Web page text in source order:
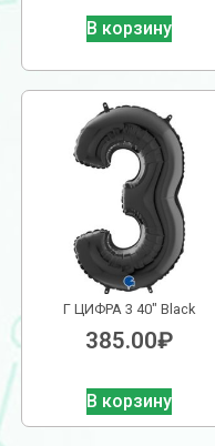
В корзину
Г ЦИФРА 3 40″ Black
385.00₽
В корзину